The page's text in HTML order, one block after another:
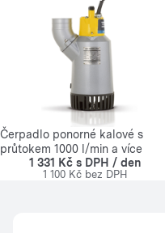
Čerpadlo ponorné kalové s
průtokem 1000 l/min a více
1 331 Kč s DPH / den
1 100 Kč bez DPH